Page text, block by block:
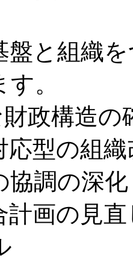
盤と組織
。
政構造の
型の組織
調の深化
画の見直